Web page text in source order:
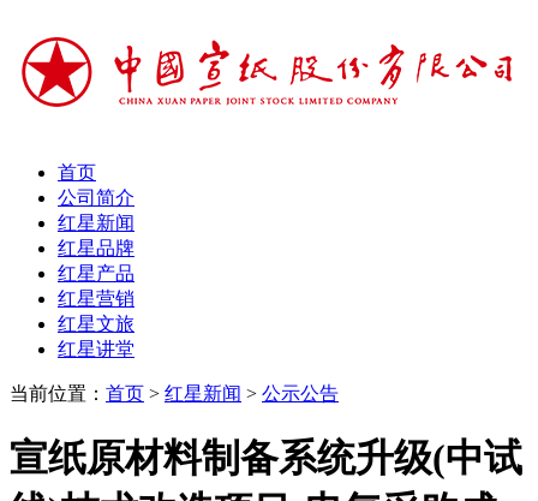
首页
公司简介
红星新闻
红星品牌
红星产品
红星营销
红星文旅
红星讲堂
当前位置： 首页 > 红星新闻 > 公示公告
宣纸原材料制备系统升级(中试